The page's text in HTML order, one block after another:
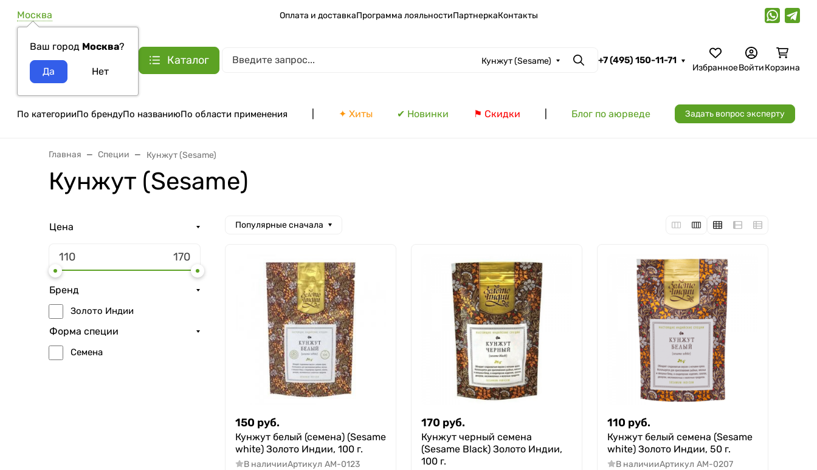
Москва
Ваш город Москва?
Оплата и доставкаПрограмма лояльностиПартнеркаКонтакты
Каталог Кунжут (Sesame) Поиск
+7 (495) 150-11-71
ИзбранноеВойтиКорзина
По категорииПо брендуПо названиюПо области применения ✦ Хиты ✔ Новинки ⚑ Скидки Блог по аюрведе Задать вопрос эксперту
Главная Специи Кунжут (Sesame)
Кунжут (Sesame)
Цена
Бренд
Золото Индии
Форма специи
Семена
Популярные сначала
150 руб.
Кунжут белый (семена) (Sesame
white) Золото Индии, 100 г.
В наличииАртикул AM-0123
170 руб.
Кунжут черный семена
(Sesame Black) Золото Индии,
100 г.
110 руб.
Кунжут белый семена (Sesame
white) Золото Индии, 50 г.
В наличииАртикул AM-0207